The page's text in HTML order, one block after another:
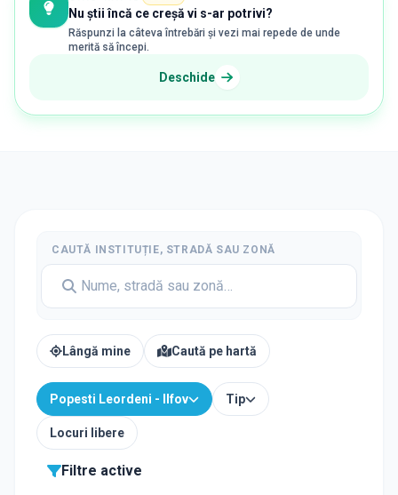
Nu știi încă ce creșă vi s-ar potrivi?
Răspunzi la câteva întrebări și vezi mai repede de unde
merită să începi.
Deschide
CAUTĂ INSTITUȚIE, STRADĂ SAU ZONĂ
Lângă mine Caută pe hartă
Popesti Leordeni - Ilfov Tip
Locuri libere
Filtre active